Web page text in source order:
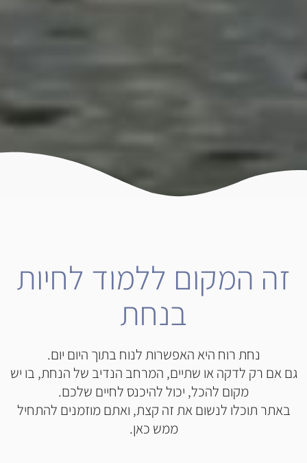
זה המקום ללמוד לחיות
בנחת
נחת רוח היא האפשרות לנוח בתוך היום יום.
גם אם רק לדקה או שתיים, המרחב הנדיב של הנחת, בו יש
מקום להכל, יכול להיכנס לחיים שלכם.
באתר תוכלו לנשום את זה קצת, ואתם מוזמנים להתחיל
ממש כאן.